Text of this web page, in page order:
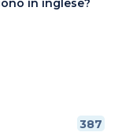
in inglese?
387